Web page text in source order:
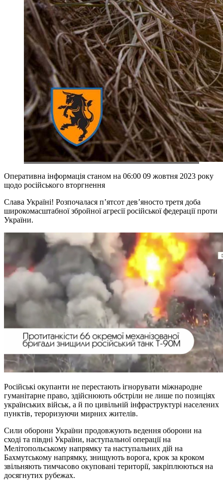
Оперативна інформація станом на 06:00 09 жовтня 2023 року
щодо російського вторгнення
Слава Україні! Розпочалася п’ятсот дев’яносто третя доба
широкомасштабної збройної агресії російської федерації проти
України.
Російські окупанти не перестають ігнорувати міжнародне
гуманітарне право, здійснюють обстріли не лише по позиціях
українських військ, а й по цивільній інфраструктурі населених
пунктів, тероризуючи мирних жителів.
Сили оборони України продовжують ведення оборони на
сході та півдні України, наступальної операції на
Мелітопольському напрямку та наступальних дій на
Бахмутському напрямку, знищують ворога, крок за кроком
звільняють тимчасово окуповані території, закріплюються на
досягнутих рубежах.